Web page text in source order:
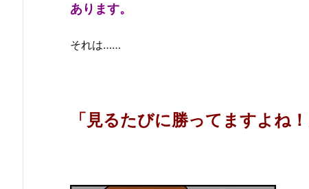
あります。
それは……
「見るたびに勝ってますよね！